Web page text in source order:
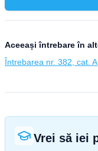
Aceeași întrebare în
Întrebarea nr. 382, cat. A
Vrei să iei